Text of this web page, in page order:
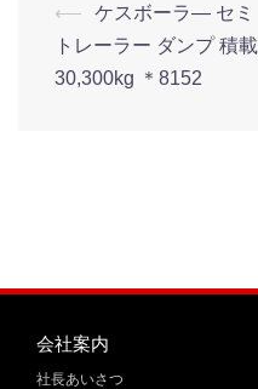
⟵
ケスボーラ― セミ
トレーラー ダンプ 積載
30,300kg ＊8152
会社案内
社長あいさつ